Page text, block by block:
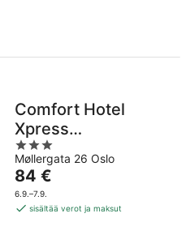
Comfort Hotel
Xpress
Youngstorget
3
out
of
5
Møllergata 26 Oslo
Hinta
on
84 €
84 €
6.9.–7.9.
sisältää verot ja maksut